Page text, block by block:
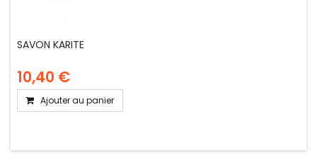
SAVON KARITE
10,40 €
Ajouter au panier